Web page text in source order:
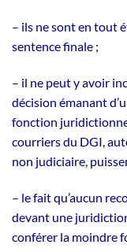
– ils ne sont en tout
sentence finale ;
– il ne peut y avoir
décision émanant
fonction
courriers du DGI,
non judiciaire,
– le fait qu’aucun
devant une
conférer la moindre